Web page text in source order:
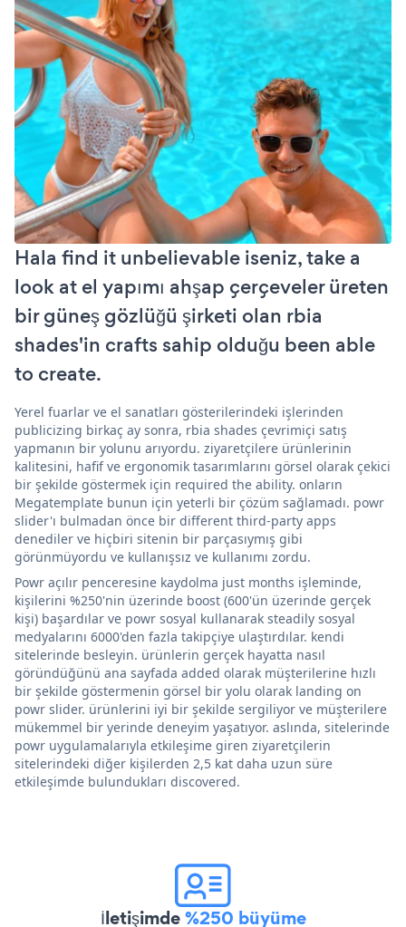
Hala find it unbelievable iseniz, take a
look at el yapımı ahşap çerçeveler üreten
bir güneş gözlüğü şirketi olan rbia
shades'in crafts sahip olduğu been able
to create.
Yerel fuarlar ve el sanatları gösterilerindeki işlerinden
publicizing birkaç ay sonra, rbia shades çevrimiçi satış
yapmanın bir yolunu arıyordu. ziyaretçilere ürünlerinin
kalitesini, hafif ve ergonomik tasarımlarını görsel olarak çekici
bir şekilde göstermek için required the ability. onların
Megatemplate bunun için yeterli bir çözüm sağlamadı. powr
slider'ı bulmadan önce bir different third-party apps
denediler ve hiçbiri sitenin bir parçasıymış gibi
görünmüyordu ve kullanışsız ve kullanımı zordu.
Powr açılır penceresine kaydolma just months işleminde,
kişilerini %250'nin üzerinde boost (600'ün üzerinde gerçek
kişi) başardılar ve powr sosyal kullanarak steadily sosyal
medyalarını 6000'den fazla takipçiye ulaştırdılar. kendi
sitelerinde besleyin. ürünlerin gerçek hayatta nasıl
göründüğünü ana sayfada added olarak müşterilerine hızlı
bir şekilde göstermenin görsel bir yolu olarak landing on
powr slider. ürünlerini iyi bir şekilde sergiliyor ve müşterilere
mükemmel bir yerinde deneyim yaşatıyor. aslında, sitelerinde
powr uygulamalarıyla etkileşime giren ziyaretçilerin
sitelerindeki diğer kişilerden 2,5 kat daha uzun süre
etkileşimde bulundukları discovered.
İletişimde%250 büyüme